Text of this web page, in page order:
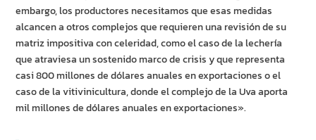
embargo, los productores necesitamos que esas medidas
alcancen a otros complejos que requieren una revisión de su
matriz impositiva con celeridad, como el caso de la lechería
que atraviesa un sostenido marco de crisis y que representa
casi 800 millones de dólares anuales en exportaciones o el
caso de la vitivinicultura, donde el complejo de la Uva aporta
mil millones de dólares anuales en exportaciones».